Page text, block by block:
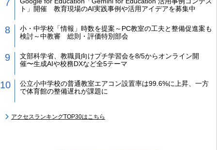
ト」開催 教育現場のAI実践事例や活用アイデアを募集中
小・中学校「情報」時数を提案～PC教室の工夫と整備促進案も
検討～中教審 総則・評価特別部会
文部科学省、教職員向けプチ学習会を8/5からオンライン開
催〜生成AIや校務DXなど全5テーマ
公立小中学校の普通教室エアコン設置率は99.6%に上昇、一方
で体育館の整備遅れが課題に
アクセスランキングTOP30はこちら